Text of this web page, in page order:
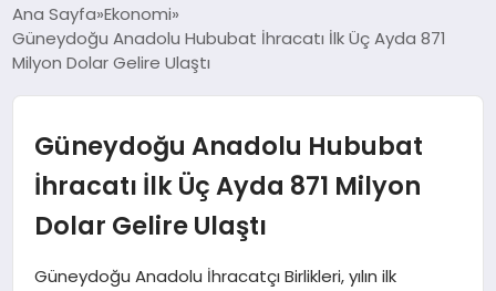
GÜNDEM
DÜNYA
EĞITIM
Ana Sayfa Ekonomi
Güneydoğu Anadolu Hububat İhracatı İlk Üç Ayda 871
Milyon Dolar Gelire Ulaştı
Güneydoğu Anadolu Hububat
İhracatı İlk Üç Ayda 871 Milyon
Dolar Gelire Ulaştı
Güneydoğu Anadolu İhracatçı Birlikleri, yılın ilk